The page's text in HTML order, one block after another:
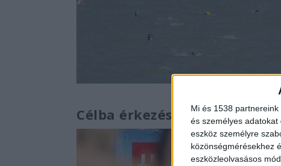
Mi és 1538
és személyes
eszköz személyre
közönségmérésekhez
eszközleolvasásos
Célba érkezés Bogláron